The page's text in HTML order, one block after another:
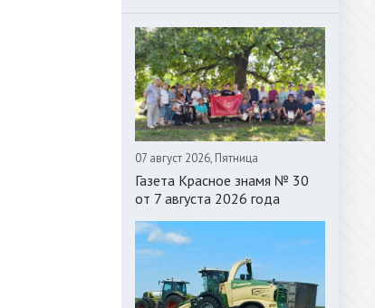
07 август 2026, Пятница
Газета Красное знамя № 30
от 7 августа 2026 года